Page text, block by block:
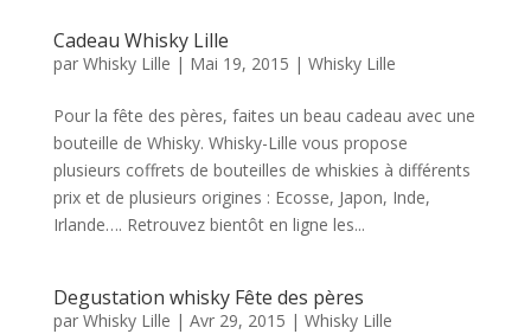
Cadeau Whisky Lille
par Whisky Lille | Mai 19, 2015 | Whisky Lille
Pour la fête des pères, faites un beau cadeau avec une
bouteille de Whisky. Whisky-Lille vous propose
plusieurs coffrets de bouteilles de whiskies à différents
prix et de plusieurs origines : Ecosse, Japon, Inde,
Irlande…. Retrouvez bientôt en ligne les...
Degustation whisky Fête des pères
par Whisky Lille | Avr 29, 2015 | Whisky Lille